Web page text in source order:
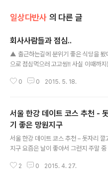
일상다반사 의 다른 글
회사사람들과 점심..
▲ 출근하는길에 분위기 좋은 식당을 봤
으로 점심먹으러 고고씽!! 사실 이때까지
냉면과는 많이 다르다.. -_- ▲ 짜장면..
들어가 있는 제료도 별로 없어서.. 식당
은데 .. 신기하다.. 맛이 다 밍밍한걸로 봐
적거나 안쓰시는게 아닌가 하는 생각도
도 잘 안남기고 점심에는 더더욱!! 안남
기고 왔네요.. ㅠ.ㅠ
0 0 2015. 5. 18.
서울 한강 데이트 코스 추천 -
기 좋은 망원지구
서울 한강 데이트 코스 추천 – 돗자리 깔
지구 요즘은 날이 좋아서 그런지 주말
도 하고.. 이래저래 동네 친구들하고 주말
2 0 2015. 4. 27.